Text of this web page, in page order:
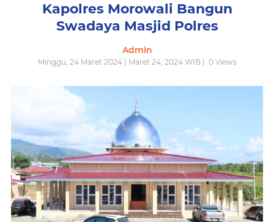
Kapolres Morowali Bangun
Swadaya Masjid Polres
Admin
Minggu, 24 Maret 2024 | Maret 24, 2024 WIB | 0Views